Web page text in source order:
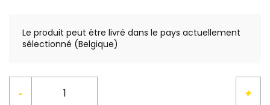
Le produit peut être livré dans le pays actuellement
sélectionné (Belgique)
- +